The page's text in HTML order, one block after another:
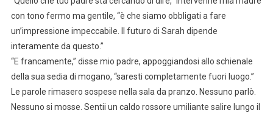
con tono fermo ma gentile, “è che siamo obbligati a fare
un’impressione impeccabile. Il futuro di Sarah dipende
interamente da questo.”
“E francamente,” disse mio padre, appoggiandosi allo schienale
della sua sedia di mogano, “saresti completamente fuori luogo.”
Le parole rimasero sospese nella sala da pranzo. Nessuno parlò.
Nessuno si mosse. Sentii un caldo rossore umiliante salire lungo il